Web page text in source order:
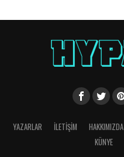
YAZARLAR İLETIŞIM HAKKIMIZDA
KÜNYE